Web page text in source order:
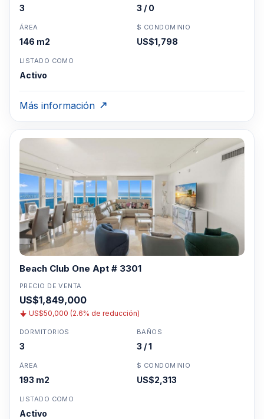
3 3 / 0
ÁREA
146 m2
$ CONDOMINIO
US$1,798
LISTADO COMO
Activo
Más información
Beach Club One Apt # 3301
PRECIO DE VENTA
US$1,849,000
US$50,000 (2.6% de reducción)
DORMITORIOS
3
BAÑOS
3 / 1
ÁREA
193 m2
$ CONDOMINIO
US$2,313
LISTADO COMO
Activo